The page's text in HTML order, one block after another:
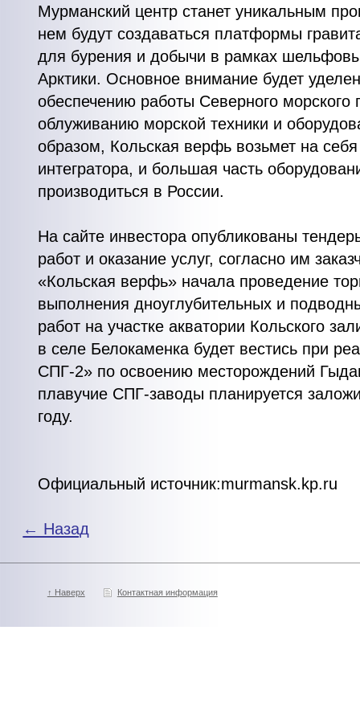
Мурманский центр станет уникальным
нем будут создаваться платформы
для бурения и добычи в рамках
Арктики. Основное внимание будет
обеспечению работы Северного морского
облуживанию морской техники и
образом, Кольская верфь возьмет на
интегратора, и большая часть
производиться в России.
На сайте инвестора опубликованы
работ и оказание услуг, согласно им
«Кольская верфь» начала проведение
выполнения дноуглубительных и
работ на участке акватории Кольского
в селе Белокаменка будет вестись при
СПГ-2» по освоению месторождений
плавучие СПГ-заводы планируется
году.
Официальный источник:murmansk.kp.ru
← Назад
↑ Наверх Контактная информация